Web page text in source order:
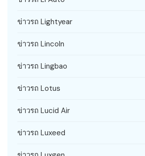
ข่าวรถ Lightyear
ข่าวรถ Lincoln
ข่าวรถ Lingbao
ข่าวรถ Lotus
ข่าวรถ Lucid Air
ข่าวรถ Luxeed